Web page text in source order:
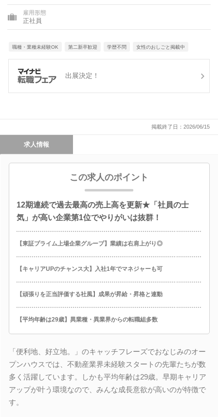
雇用形態
正社員
職種・業種未経験OK 第二新卒歓迎 学歴不問 女性のおしごと掲載中
出展決定！
掲載終了日：2026/06/15
求人情報
この求人のポイント
12期連続で過去最高の売上高を更新★「社員の士
気」が高い企業第1位でやりがいは抜群！
【東証プライム上場企業グループ】業績は右肩上がり◎
【キャリアUPのチャンス大】入社1年でマネジャーも可
【頑張りを正当評価する社風】成果が昇給・昇格と連動
【平均年齢は29歳】異業種・異業界からの転職組多数
「便利地、好立地。」のキャッチフレーズでおなじみのオー
プンハウスでは、不動産業界未経験スタートの先輩たちが数
多く活躍しています。しかも平均年齢は29歳。早期キャリア
アップが叶う環境なので、みんな成長意欲が高いのが特徴で
す。